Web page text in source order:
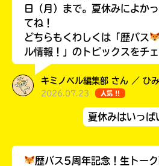
日（月）まで。夏休みによか
てね！
どちらもくわしくは「歴バス
ル情報！」のトピックスをチェ
キミノベル編集部 さん ／ ひ
2026.07.23 人気 !!
夏休みはいっぱ
歴バス5周年記念！生トーク